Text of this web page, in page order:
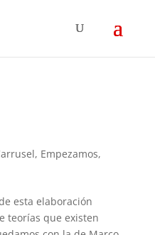
, Empezamos,
esta elaboración
teorías que existen